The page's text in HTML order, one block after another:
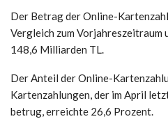
Der Betrag der Online-
Vergleich zum
148,6 Milliarden TL.
Der Anteil der Online-
Kartenzahlungen, der im April
betrug, erreichte 26,6 Prozent.